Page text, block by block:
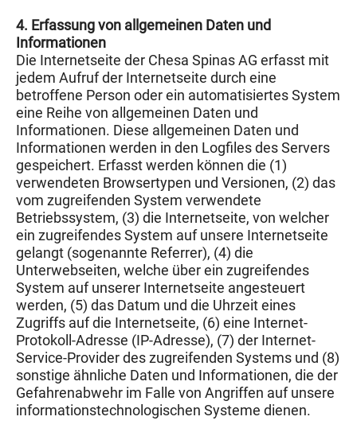
4. Erfassung von allgemeinen Daten und
Informationen
Die Internetseite der Chesa Spinas AG erfasst mit
jedem Aufruf der Internetseite durch eine
betroffene Person oder ein automatisiertes System
eine Reihe von allgemeinen Daten und
Informationen. Diese allgemeinen Daten und
Informationen werden in den Logfiles des Servers
gespeichert. Erfasst werden können die (1)
verwendeten Browsertypen und Versionen, (2) das
vom zugreifenden System verwendete
Betriebssystem, (3) die Internetseite, von welcher
ein zugreifendes System auf unsere Internetseite
gelangt (sogenannte Referrer), (4) die
Unterwebseiten, welche über ein zugreifendes
System auf unserer Internetseite angesteuert
werden, (5) das Datum und die Uhrzeit eines
Zugriffs auf die Internetseite, (6) eine Internet-
Protokoll-Adresse (IP-Adresse), (7) der Internet-
Service-Provider des zugreifenden Systems und (8)
sonstige ähnliche Daten und Informationen, die der
Gefahrenabwehr im Falle von Angriffen auf unsere
informationstechnologischen Systeme dienen.